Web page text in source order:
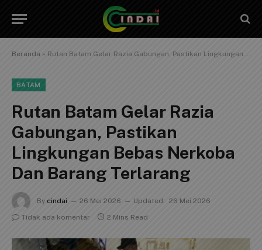
Beranda » Rutan Batam Gelar Razia Gabungan, Pastikan Lingkungan Bebas Nerkoba Dan Barang Terlarang
BATAM
Rutan Batam Gelar Razia
Gabungan, Pastikan
Lingkungan Bebas Nerkoba
Dan Barang Terlarang
By cindai 26 Mei 2026 Updated: 26 Mei 2026
Tidak ada komentar
2 Mins Read